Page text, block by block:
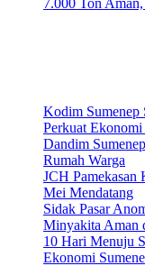
Kodim Sumenep
Perkuat Ekonomi
Dandim
Rumah Warga
JCH Pamekasan
Mei Mendatang
Sidak Pasar
Minyakita Aman
10 Hari Menuju
Ekonomi